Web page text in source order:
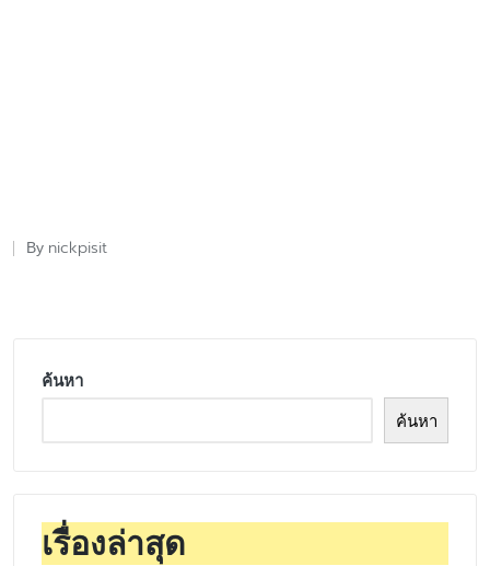
Posted
By nickpisit
ค้นหา
ค้นหา
เรื่องล่าสุด